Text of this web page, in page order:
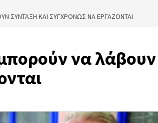
ΣΎΝΤΑΞΗ ΚΑΙ ΣΥΓΧΡΌΝΩΣ ΝΑ ΕΡΓΆΖΟΝΤΑΙ
να